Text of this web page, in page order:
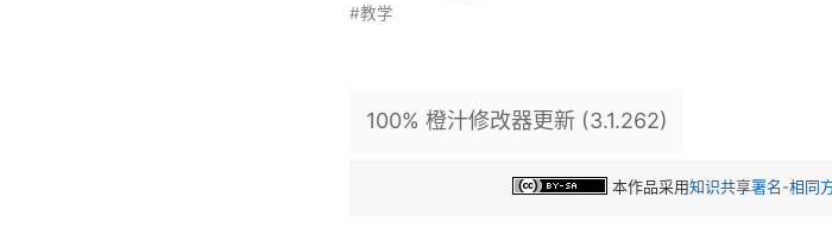
#教学
100% 橙汁修改器更新 (3.1.262)
本作品采用知识共享署名-相同